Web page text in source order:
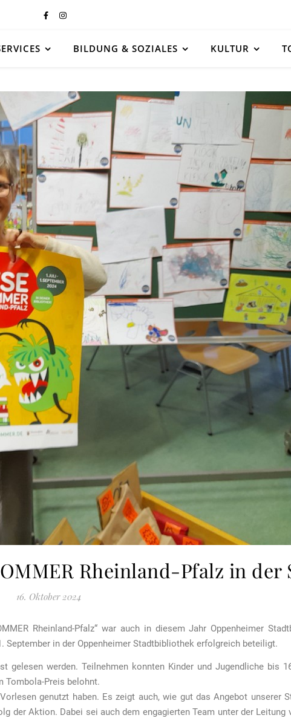
BILDUNG & SOZIALES KULTUR
Rheinland-Pfalz in
16. Oktober 2024
Rheinland-Pfalz“ war auch in diesem Jahr Oppenheimer
in der Oppenheimer Stadtbibliothek erfolgreich beteiligt.
werden. Teilnehmen konnten Kinder und Jugendliche bis
Tombola-Preis belohnt.
genutzt haben. Es zeigt auch, wie gut das Angebot unserer
der Aktion. Dabei sei auch dem engagierten Team unter der Leitung